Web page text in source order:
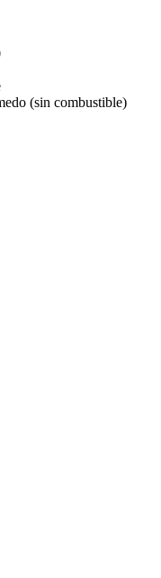
(sin combustible)